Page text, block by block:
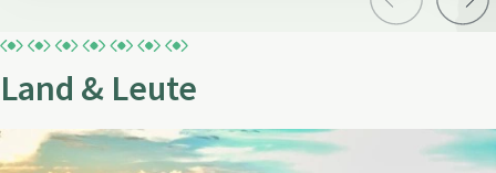
Land & Leute